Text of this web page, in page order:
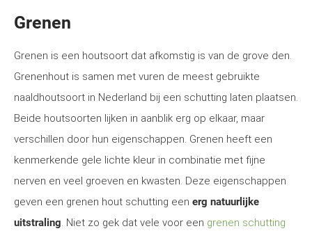
Grenen
Grenen is een houtsoort dat afkomstig is van de grove den.
Grenenhout is samen met vuren de meest gebruikte
naaldhoutsoort in Nederland bij een schutting laten plaatsen.
Beide houtsoorten lijken in aanblik erg op elkaar, maar
verschillen door hun eigenschappen. Grenen heeft een
kenmerkende gele lichte kleur in combinatie met fijne
nerven en veel groeven en kwasten. Deze eigenschappen
geven een grenen hout schutting een erg natuurlijke
uitstraling. Niet zo gek dat vele voor een grenen schutting